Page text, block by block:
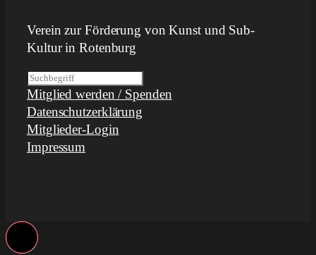
Verein zur Förderung von Kunst und Sub-
Kultur in Rotenburg
S
u
c
h
e
Mitglied werden / Spenden
Datenschutzerklärung
Mitglieder-Login
Impressum